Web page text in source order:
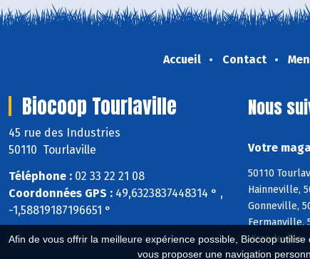
Afin de vous offrir la meilleure expérience possible, Biocoop
vous proposer une navigation
Accueil Contact
Biocoop Tourlaville
45 rue des Industries
50110 Tourlaville
Téléphone : 02 33 22 21 08
Coordonnées GPS : 49,6323837448314 ° ,
-1,58819187196651 °
Nous
Votre
50110
Hainneville,
Gonneville,
Fermanville,
Virandeville